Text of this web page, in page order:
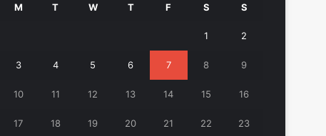
M T W T F S S
1 2
3 4 5 6 7 8 9
10 11 12 13 14 15 16
17 18 19 20 21 22 23